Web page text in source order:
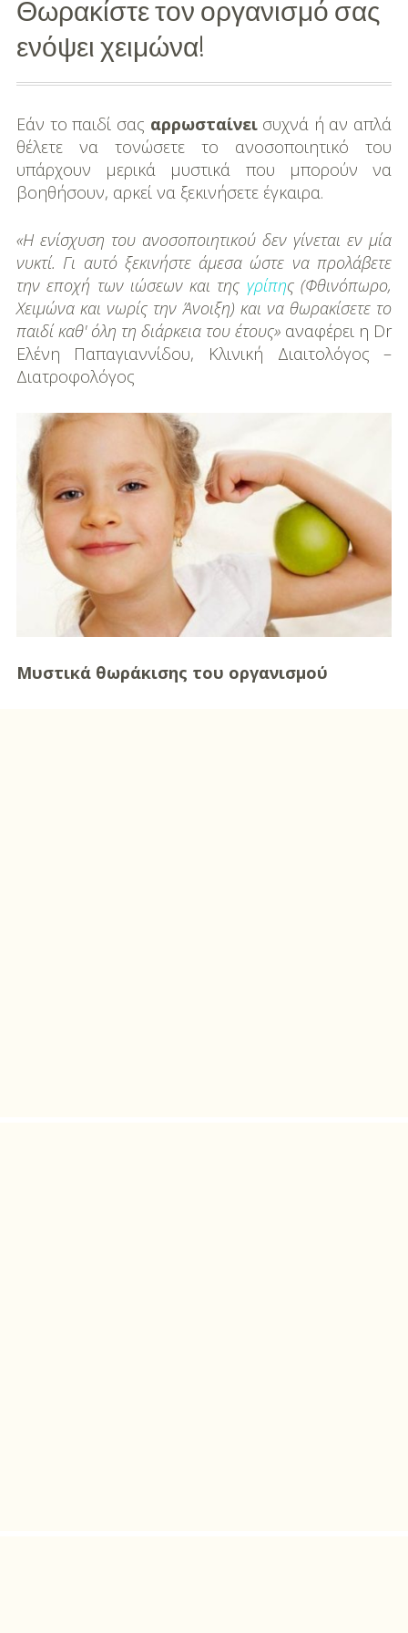
Διασκέδαση
Βάπτιση
Οργάνωση
Βάπτισης
Βαπτίσεις
Σπίτι
Παιδικό Δωμάτιο
Deco
Διατροφή-Συνταγές
Συνταγές
Συμβουλές
Διατροφής
Υγεία – Ψυχολογία
Θωρακίστε τον οργανισμό σας
ενόψει χειμώνα!
Εάν το παιδί σας αρρωσταίνεισυχνά ή αν απλά
θέλετε να τονώσετε το ανοσοποιητικό του
υπάρχουν μερικά μυστικά που μπορούν να
βοηθήσουν, αρκεί να ξεκινήσετε έγκαιρα.
«Η ενίσχυση του ανοσοποιητικού δεν γίνεται εν μία
νυκτί. Γι αυτό ξεκινήστε άμεσα ώστε να προλάβετε
την εποχή των ιώσεων και της γρίπης (Φθινόπωρο,
Χειμώνα και νωρίς την Άνοιξη) και να θωρακίσετε το
παιδί καθ' όλη τη διάρκεια του έτους» αναφέρει η Dr
Ελένη Παπαγιαννίδου, Κλινική Διαιτολόγος –
Διατροφολόγος
Μυστικά θωράκισης του οργανισμού